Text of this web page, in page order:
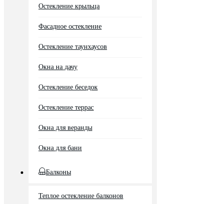
Остекление крыльца
Фасадное остекление
Остекление таунхаусов
Окна на дачу
Остекление беседок
Остекление террас
Окна для веранды
Окна для бани
Балконы
Теплое остекление балконов